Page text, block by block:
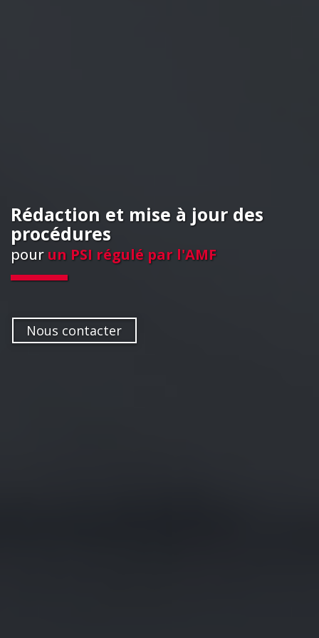
Rédaction et mise à jour des
procédures
pour un PSI régulé par l'AMF
Nous contacter